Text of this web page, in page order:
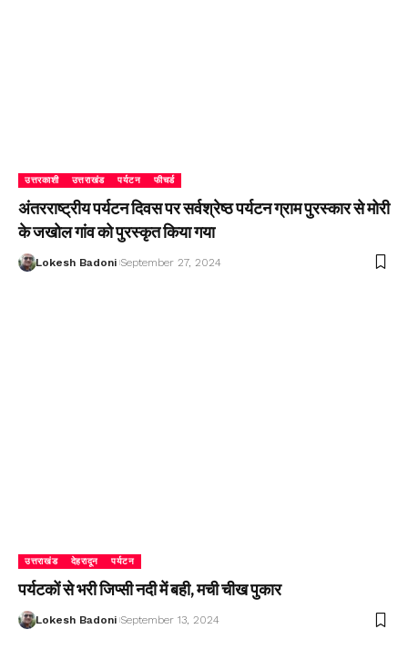
उत्तरकाशी उत्तराखंड पर्यटन फीचर्ड
अंतरराष्ट्रीय पर्यटन दिवस पर सर्वश्रेष्ठ पर्यटन ग्राम पुरस्कार से मोरी
के जखोल गांव को पुरस्कृत किया गया
Lokesh Badoni September 27, 2024
उत्तराखंड देहरादून पर्यटन
पर्यटकों से भरी जिप्सी नदी में बही, मची चीख पुकार
Lokesh Badoni September 13, 2024